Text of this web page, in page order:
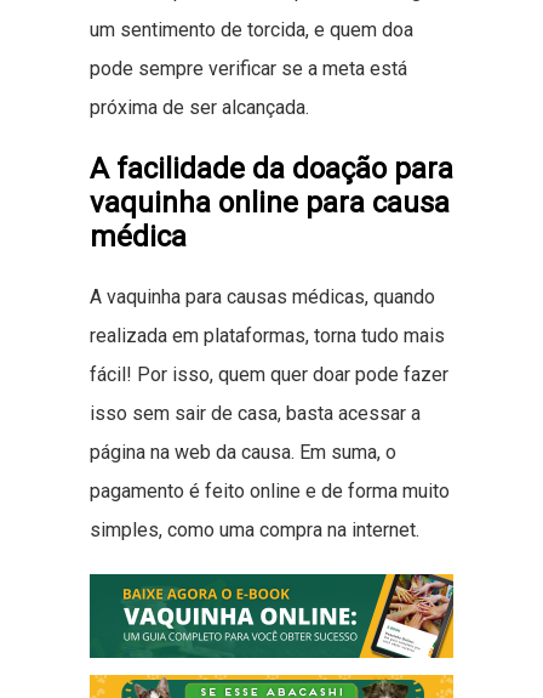
um sentimento de torcida, e quem doa
pode sempre verificar se a meta está
próxima de ser alcançada.
A facilidade da doação para
vaquinha online para causa
médica
A vaquinha para causas médicas, quando
realizada em plataformas, torna tudo mais
fácil! Por isso, quem quer doar pode fazer
isso sem sair de casa, basta acessar a
página na web da causa. Em suma, o
pagamento é feito online e de forma muito
simples, como uma compra na internet.